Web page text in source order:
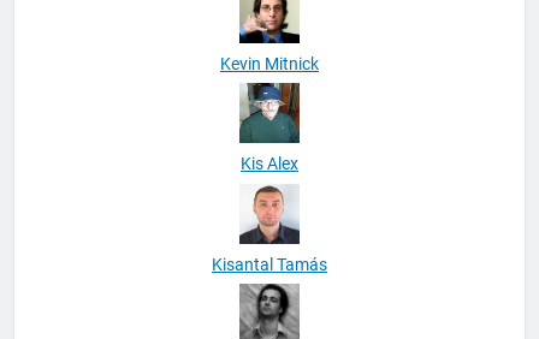
Kevin Mitnick
Kis Alex
Kisantal Tamás